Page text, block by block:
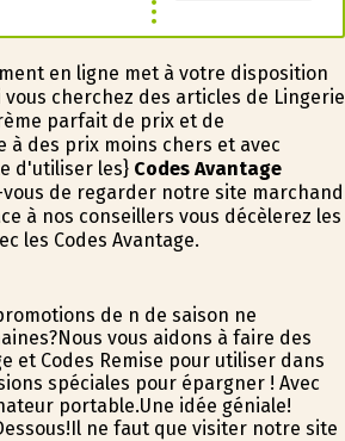
en ligne met à votre disposition
cherchez des articles de Lingerie
parfait de prix et de
à des prix moins chers et avec
d'utiliser les} Codes Avantage
de regarder notre site marchand
à nos conseillers vous décèlerez les
les Codes Avantage.
de fin de saison ne
vous aidons à faire des
et Codes Remise pour utiliser dans
spéciales pour épargner ! Avec
portable.Une idée géniale!
ne faut que visiter notre site